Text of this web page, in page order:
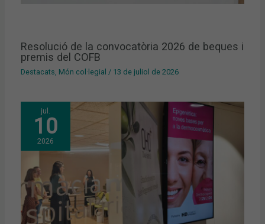
Resolució de la convocatòria 2026 de beques i
premis del COFB
Destacats, Món col·legial / 13 de juliol de 2026
jul.
10
2026